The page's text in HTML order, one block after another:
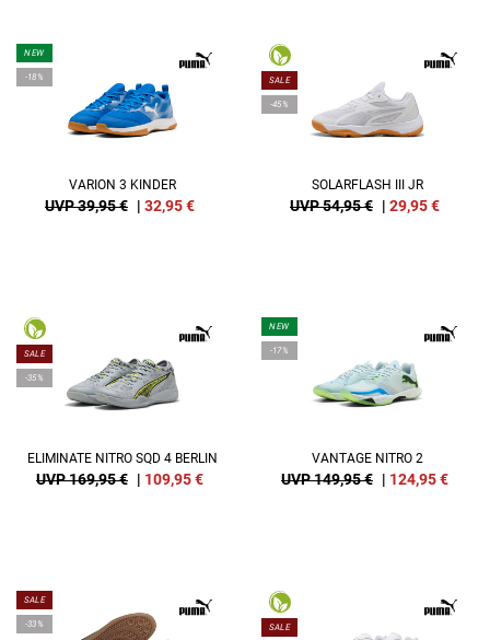
NEW
-18%
VARION 3 KINDER
UVP 39,95 € | 32,95€
SALE
-45%
SOLARFLASH III JR
UVP 54,95 € | 29,95€
SALE
-35%
ELIMINATE NITRO SQD 4 BERLIN
UVP 169,95 € | 109,95€
NEW
-17%
VANTAGE NITRO 2
UVP 149,95 € | 124,95€
SALE
-33% SALE